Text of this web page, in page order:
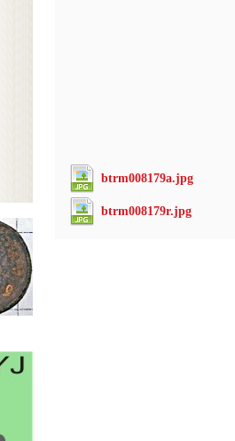
btrm008179a.jpg
btrm008179r.jpg